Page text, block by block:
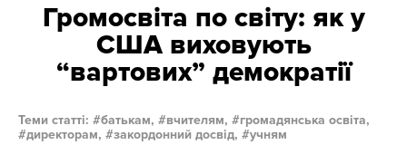
Громосвіта по світу: як у
США виховують
“вартових” демократії
Теми статті: батькам, вчителям,
громадянська освіта,
директорам,
закордонний досвід,
учням